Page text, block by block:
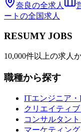
奈良の全求人
ート の全国求人
RESUMY JOBS
10,000件以上の求人
職種から探す
ITエンジニア・
クリエイティ
コンサルタン
マーケティン